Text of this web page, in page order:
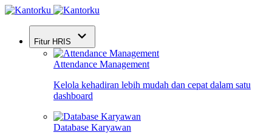
Fitur HRIS
Attendance Management
Kelola kehadiran lebih mudah dan cepat dalam satu
dashboard
Database Karyawan